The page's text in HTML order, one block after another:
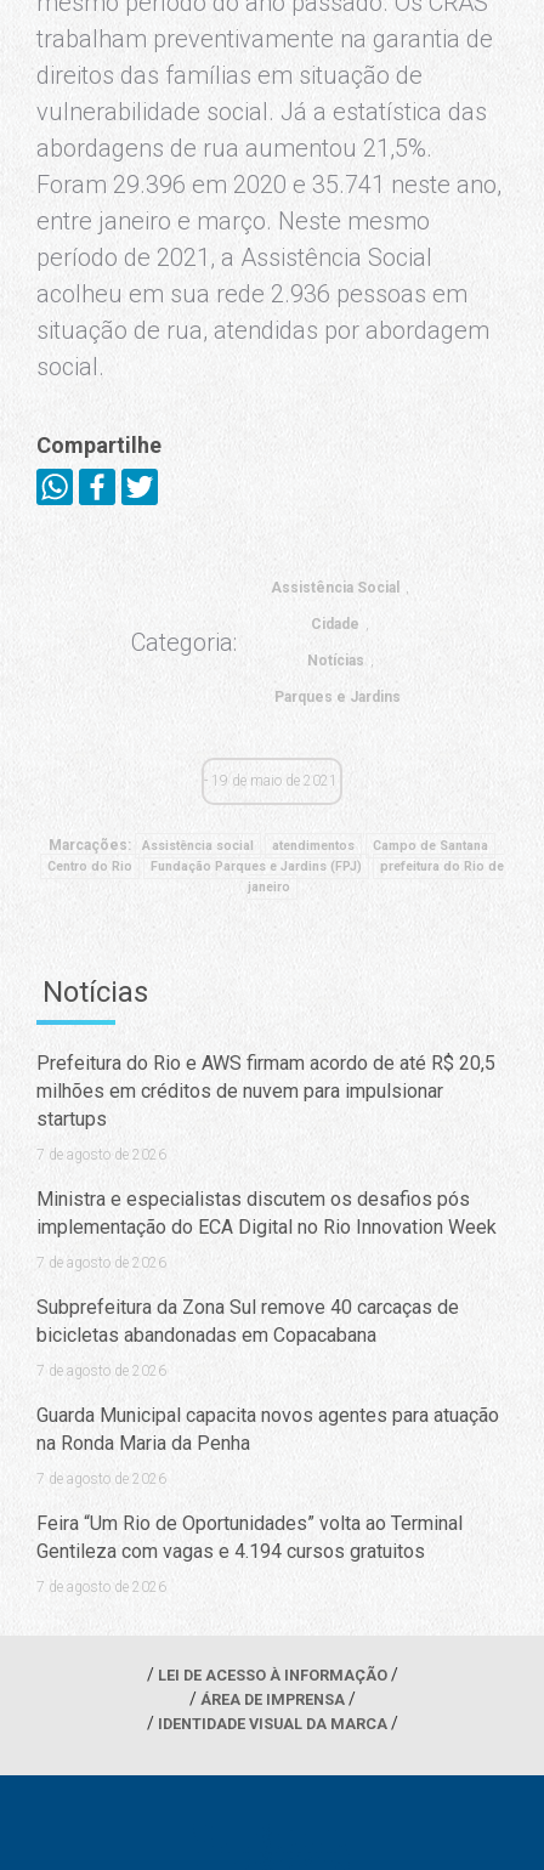
trabalham preventivamente na garantia de
direitos das famílias em situação de
vulnerabilidade social. Já a estatística das
abordagens de rua aumentou 21,5%.
Foram 29.396 em 2020 e 35.741 neste ano,
entre janeiro e março. Neste mesmo
período de 2021, a Assistência Social
acolheu em sua rede 2.936 pessoas em
situação de rua, atendidas por abordagem
social.
Compartilhe
Categoria:
Assistência Social
Cidade
Notícias
Parques e Jardins
19 de maio de 2021
Marcações: Assistência social atendimentos
Campo de Santana
Centro do Rio
Fundação Parques e Jardins (FPJ)
prefeitura do Rio de
janeiro
Notícias
Prefeitura do Rio e AWS firmam acordo de até R$ 20,5
milhões em créditos de nuvem para impulsionar
startups
7 de agosto de 2026
Ministra e especialistas discutem os desafios pós
implementação do ECA Digital no Rio Innovation Week
7 de agosto de 2026
Subprefeitura da Zona Sul remove 40 carcaças de
bicicletas abandonadas em Copacabana
7 de agosto de 2026
Guarda Municipal capacita novos agentes para atuação
na Ronda Maria da Penha
7 de agosto de 2026
Feira “Um Rio de Oportunidades” volta ao Terminal
Gentileza com vagas e 4.194 cursos gratuitos
7 de agosto de 2026
LEI DE ACESSO À INFORMAÇÃO
ÁREA DE IMPRENSA
IDENTIDADE VISUAL DA MARCA